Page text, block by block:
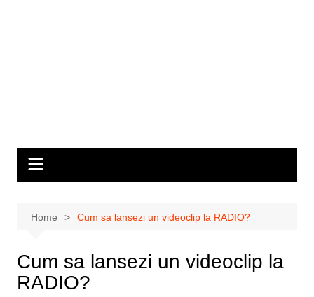
Home Cum sa lansezi un videoclip la RADIO?
Cum sa lansezi un videoclip la
RADIO?